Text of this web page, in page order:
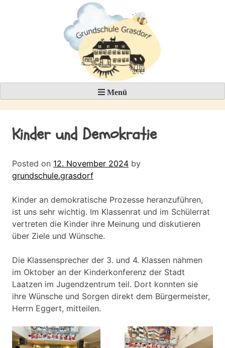
Menü
Kinder und Demokratie
Posted on 12. November 2024 by
grundschule.grasdorf
Kinder an demokratische Prozesse heranzuführen,
ist uns sehr wichtig. Im Klassenrat und im Schülerrat
vertreten die Kinder ihre Meinung und diskutieren
über Ziele und Wünsche.
Die Klassensprecher der 3. und 4. Klassen nahmen
im Oktober an der Kinderkonferenz der Stadt
Laatzen im Jugendzentrum teil. Dort konnten sie
ihre Wünsche und Sorgen direkt dem Bürgermeister,
Herrn Eggert, mitteilen.